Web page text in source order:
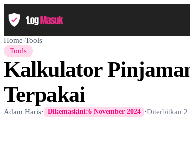
Home›Tools
Tools
Kalkulator
Terpakai
Adam Haris· Dikemaskini:6 November 2024 ·Diterbitkan 2